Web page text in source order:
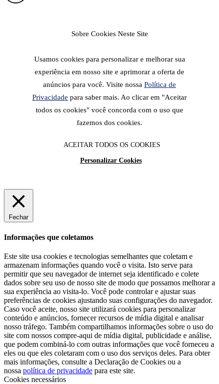
Sobre Cookies Neste Site
Usamos cookies para personalizar e melhorar sua
experiência em nosso site e aprimorar a oferta de
anúncios para você. Visite nossa Política de
Privacidade para saber mais. Ao clicar em "Aceitar
todos os cookies" você concorda com o uso que
fazemos dos cookies.
ACEITAR TODOS OS COOKIES
Personalizar Cookies
Fechar
Informações que coletamos
Este site usa cookies e tecnologias semelhantes que coletam e
armazenam informações quando você o visita. Isto serve para
permitir que seu navegador de internet seja identificado e colete
dados sobre seu uso de nosso site de modo que possamos melhorar a
sua experiência ao visita-lo. Você pode controlar e ajustar suas
preferências de cookies ajustando suas configurações do navegador.
Caso você aceite, nosso site utilizará cookies para personalizar
conteúdo e anúncios, fornecer recursos de mídia digital e analisar
nosso tráfego. Também compartilhamos informações sobre o uso do
site com nossos compre-aqui de mídia digital, publicidade e análise,
que podem combiná-lo com outras informações que você forneceu a
eles ou que eles coletaram com o uso dos serviços deles. Para obter
mais informações, consulte a Declaração de Cookies ou a
nossa política de privacidade para este site.
Cookies necessários